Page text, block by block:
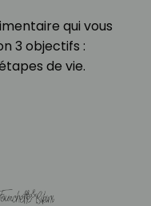
qui vous
3 objectifs :
de vie.